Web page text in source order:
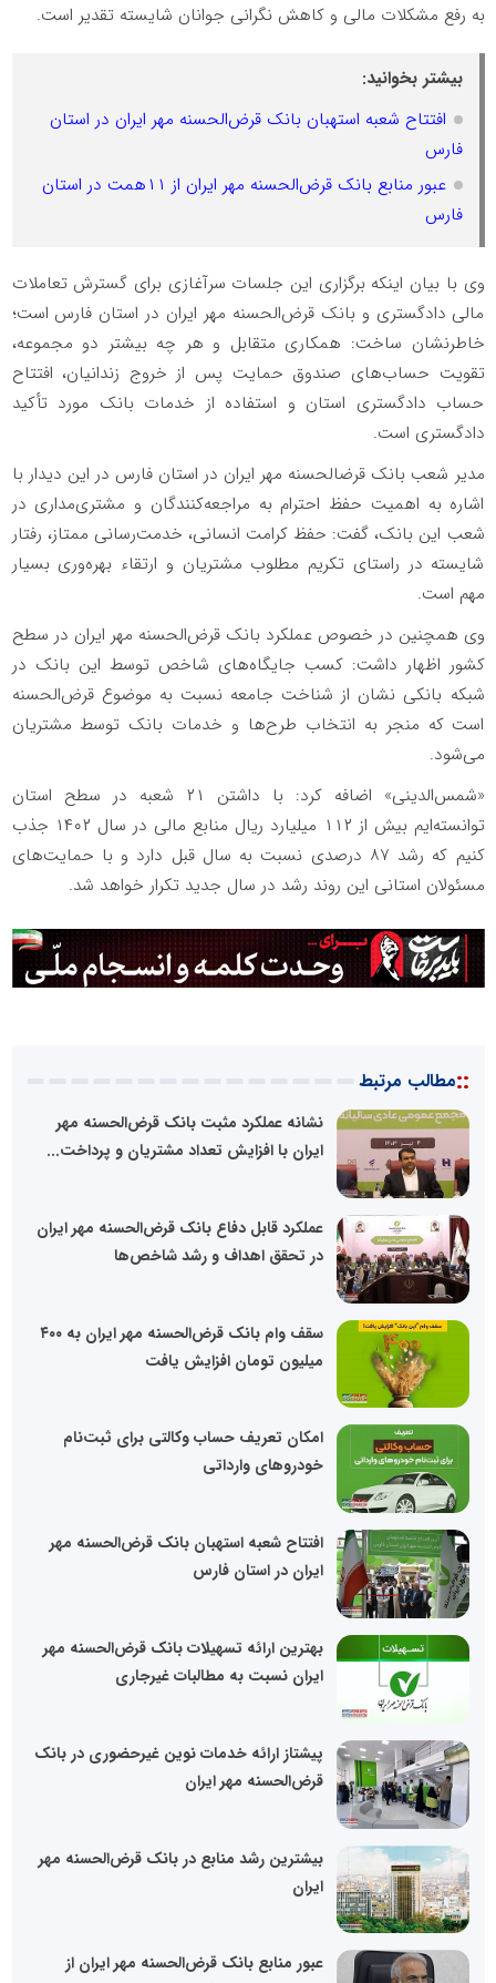
به رفع مشکلات مالی و کاهش نگرانی جوانان شایسته تقدیر است.
بیشتر بخوانید:
افتتاح شعبه استهبان بانک قرض‌الحسنه مهر ایران در استان
فارس
عبور منابع بانک قرض‌الحسنه مهر ایران از ۱۱همت در استان
فارس
وی با بیان اینکه برگزاری این جلسات سرآغازی برای گسترش تعاملات
مالی دادگستری و بانک قرض‌الحسنه مهر ایران در استان فارس است؛
خاطرنشان ساخت: همکاری متقابل و هر چه بیشتر دو مجموعه،
تقویت حساب‌های صندوق حمایت پس از خروج زندانیان، افتتاح
حساب دادگستری استان و استفاده از خدمات بانک مورد تأکید
دادگستری است.
مدیر شعب بانک قرض‎الحسنه مهر ایران در استان فارس در این دیدار با
اشاره به اهمیت حفظ احترام به مراجعه‌کنندگان و مشتری‌مداری در
شعب این بانک، گفت: حفظ کرامت انسانی، خدمت‌رسانی ممتاز، رفتار
شایسته در راستای تکریم مطلوب مشتریان و ارتقاء بهره‌وری بسیار
مهم است.
وی همچنین در خصوص عملکرد بانک قرض‌الحسنه مهر ایران در سطح
کشور اظهار داشت: کسب جایگاه‌های شاخص توسط این بانک در
شبکه بانکی نشان از شناخت جامعه نسبت به موضوع قرض‌الحسنه
است که منجر به انتخاب طرح‌ها و خدمات بانک توسط مشتریان
می‌شود.
«شمس‌الدینی» اضافه کرد: با داشتن ۲۱ شعبه در سطح استان
توانسته‌ایم بیش از ۱۱۲ میلیارد ریال منابع مالی در سال ۱۴۰۲ جذب
کنیم که رشد ۸۷ درصدی نسبت به سال قبل دارد و با حمایت‌های
مسئولان استانی این روند رشد در سال جدید تکرار خواهد شد.
::مطالب مرتبط
نشانه عملکرد مثبت بانک قرض‌الحسنه مهر
ایران با افزایش تعداد مشتریان و پرداخت...
عملکرد قابل دفاع بانک قرض‌الحسنه مهر ایران
در تحقق اهداف و رشد شاخص‌ها
سقف وام بانک‌ قرض‌الحسنه مهر ایران به ۴۰۰
میلیون تومان افزایش یافت
امکان تعریف حساب وکالتی برای ثبت‌نام
خودروهای وارداتی
افتتاح شعبه استهبان بانک قرض‌الحسنه مهر
ایران در استان فارس
بهترین ارائه تسهیلات بانک قرض‌الحسنه مهر
ایران نسبت به مطالبات غیرجاری
پیشتاز ارائه خدمات نوین غیرحضوری در بانک
قرض‌الحسنه مهر ایران
بیشترین رشد منابع در بانک قرض‌الحسنه مهر
ایران
عبور منابع بانک قرض‌الحسنه مهر ایران از